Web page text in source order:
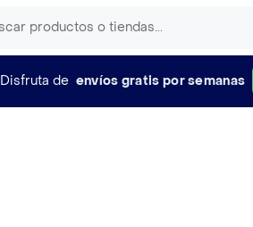
Disfruta de envíos gratis por semanas